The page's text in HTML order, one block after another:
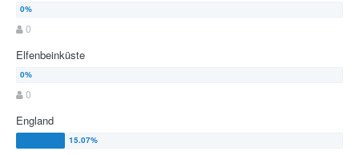
0
Elfenbeinküste
0
England